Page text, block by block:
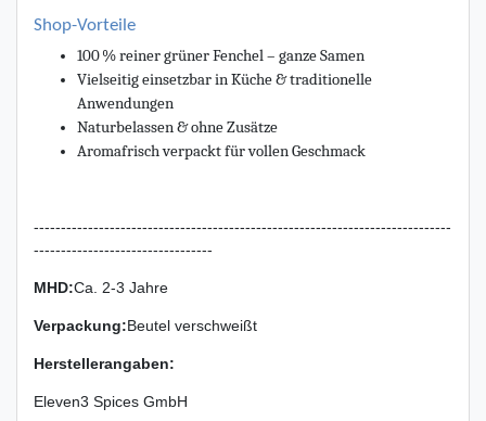
Shop-Vorteile
100 % reiner grüner Fenchel – ganze Samen
Vielseitig einsetzbar in Küche & traditionelle
Anwendungen
Naturbelassen & ohne Zusätze
Aromafrisch verpackt für vollen Geschmack
-----------------------------------------------------------------------------
---------------------------------
MHD:Ca. 2-3 Jahre
Verpackung:Beutel verschweißt
Herstellerangaben:
Eleven3 Spices GmbH